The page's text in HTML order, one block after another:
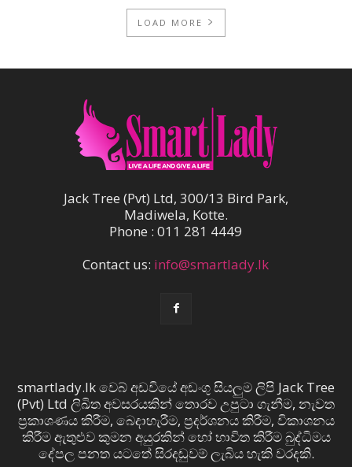
LOAD MORE
Jack Tree (Pvt) Ltd, 300/13 Bird Park,
Madiwela, Kotte.
Phone : 011 281 4449
Contact us: info@smartlady.lk
smartlady.lk වෙබ් අඩවියේ අඩංගු සියලුම ලිපි Jack Tree
(Pvt) Ltd ලිඛිත අවසරයකින් තොරව උපුටා ගැනීම, නැවත
ප්‍රකාශණය කිරීම, බෙදාහැරීම, ප්‍රදර්ශනය කිරීම, විකාශනය
කිරීම ඇතුළුව කුමන අයුරකින් හෝ භාවිත කිරීම බුද්ධිමය
දේපල පනත යටතේ සිරදඬුවම් ලැබිය හැකි වරදකි.